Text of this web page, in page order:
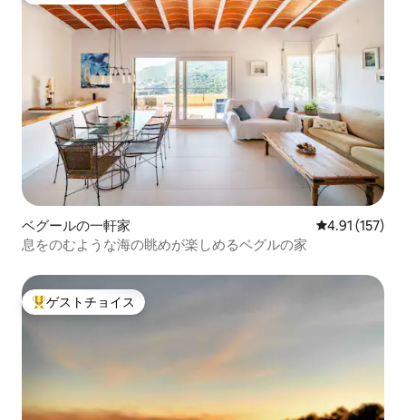
ベグールの一軒家 レビュー157
4.91 (157)
息をのむような海の眺めが楽しめるベグルの家
大好評のゲストチョイスです。
ゲストチョイス